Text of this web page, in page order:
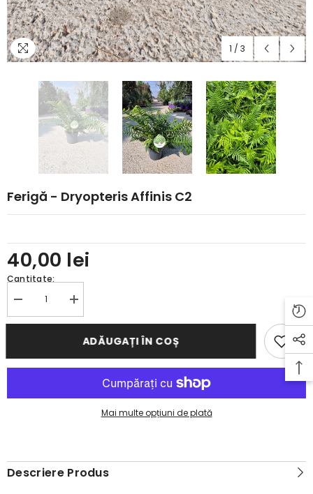
1 / 3
Ferigă - Dryopteris Affinis C2
40,00 lei
Cantitate:
Reduceți
cantitatea
pentru
affinis
Creșteți
cantitatea
pentru
affinis
ADĂUGAȚI ÎN COȘ
Mai multe opțiuni de plată
Descriere Produs